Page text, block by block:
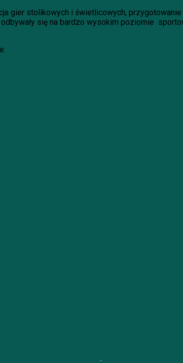
gier stolikowych i świetlicowych, przygotowanie
się na bardzo wysokim poziomie